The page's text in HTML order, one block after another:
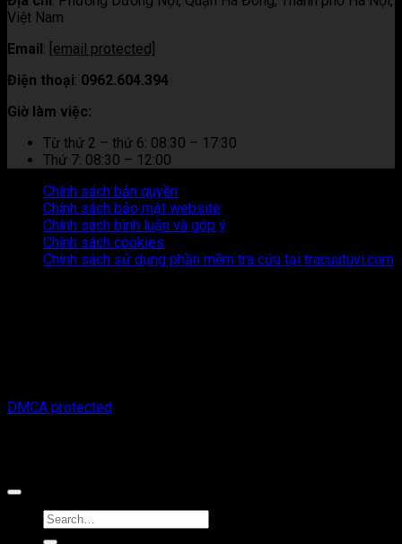
Việt Nam
Email: [email protected]
Điện thoại: 0962.604.394
Giờ làm việc:
Từ thứ 2 – thứ 6: 08:30 – 17:30
Thứ 7: 08:30 – 12:00
Chính sách bản quyền
Chính sách bảo mật website
Chính sách bình luận và góp ý
Chính sách cookies
Chính sách sử dụng phần mềm tra cứu tại tracuutuvi.com
DMCA protected